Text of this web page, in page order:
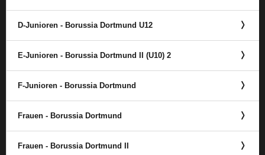
D-Junioren - Borussia Dortmund U12
E-Junioren - Borussia Dortmund II (U10) 2
F-Junioren - Borussia Dortmund
Frauen - Borussia Dortmund
Frauen - Borussia Dortmund II